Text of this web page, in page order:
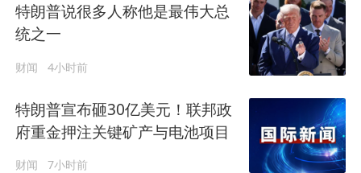
特朗普说很多人称他是最伟大总
统之一
财闻 4小时前
特朗普宣布砸30亿美元！联邦政
府重金押注关键矿产与电池项目
财闻 7小时前